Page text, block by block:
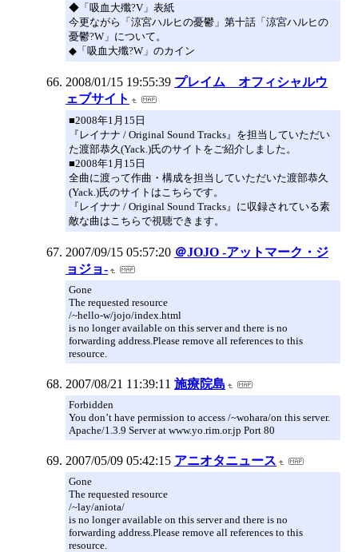
◆「吸血大殲?V」表紙
今更ながら「涼宮ハルヒの憂鬱」第十話「涼宮ハルヒの
憂鬱?W」について。
◆「吸血大殲?W」のカイン
2008/01/15 19:55:39 プレイム オフィシャルウ
ェブサイト
■2008年1月15日
『レイナナ / Original Sound Tracks』を担当していただい
た渡部恭久(Yack.)氏のサイトをご紹介しました。
■2008年1月15日
全曲に渡って作曲・構成を担当していただいた渡部恭久
(Yack.)氏のサイトはこちらです。
『レイナナ / Original Sound Tracks』に収録されている素
敵な曲はこちらで視聴できます。
2007/09/15 05:57:20 ＠JOJO -アットマーク・ジ
ョジョ-
Gone
The requested resource
/~hello-w/jojo/index.html
is no longer available on this server and there is no
forwarding address.Please remove all references to this
resource.
2007/08/21 11:39:11 施療院島
Forbidden
You don’t have permission to access /~wohara/on this server.
Apache/1.3.9 Server at www.yo.rim.or.jp Port 80
2007/05/09 05:42:15 アニオタニュース
Gone
The requested resource
/~lay/aniota/
is no longer available on this server and there is no
forwarding address.Please remove all references to this
resource.